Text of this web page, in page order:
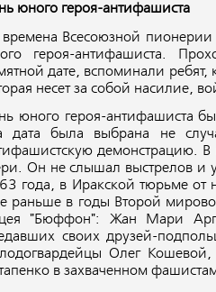
юного героя-антифашиста
времена Всесоюзной
героя-антифашиста.
дате, вспоминали
несет за собой насилие,
юного героя-антифашиста
дата была выбрана не
демонстрацию.
Он не слышал выстрелов и
года, в Иракской тюрьме
раньше в годы Второй
"Бюффон": Жан Мари
своих друзей-
Олег
в захваченном